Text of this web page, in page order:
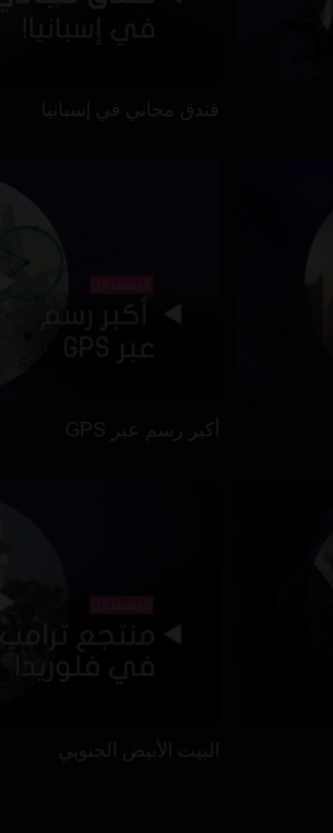
فندق مجاني في إسبانيا
أكبر رسم عبر GPS
البيت الأبيض الجنوبي